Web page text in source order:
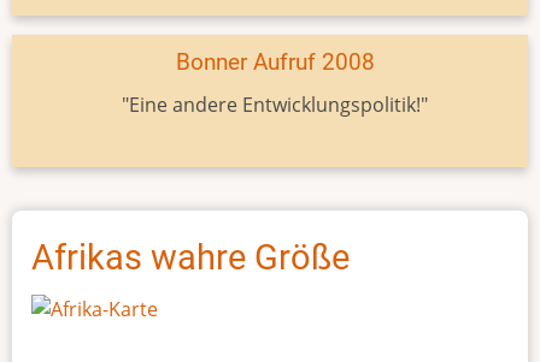
Bonner Aufruf 2008
"Eine andere Entwicklungspolitik!"
Afrikas wahre Größe